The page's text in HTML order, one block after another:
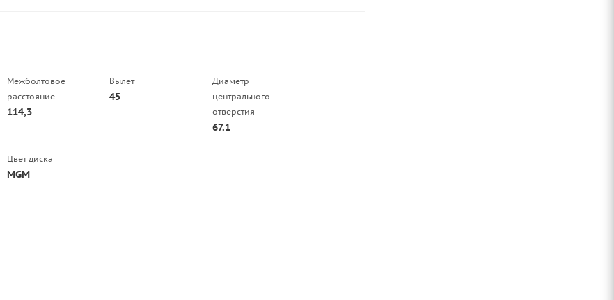
Межболтовое
расстояние
114,3
Вылет
45
Диаметр
центрального
отверстия
67.1
Цвет диска
MGM